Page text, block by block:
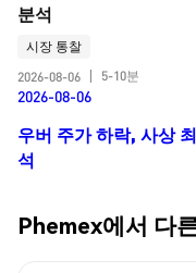
분석
시장 통찰
2026-08-06
5-10분
2026-08-06
우버 주가 하락, 사상
석
Phemex에서 다